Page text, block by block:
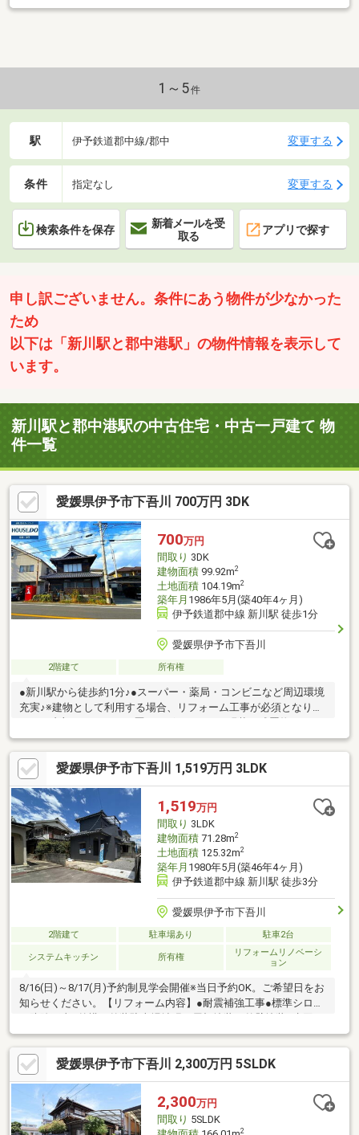
やお出かけも快適♪
1～5件
駅 伊予鉄道郡中線/郡中 変更する
条件 指定なし 変更する
検索条件を保存
新着メールを受
取る
アプリで探す
申し訳ございません。条件にあう物件が少なかった
ため
以下は「新川駅と郡中港駅」の物件情報を表示して
います。
新川駅と郡中港駅の中古住宅・中古一戸建て 物
件一覧
愛媛県伊予市下吾川 700万円 3DK
700万円
間取り 3DK
建物面積99.92m2
土地面積104.19m2
築年月 1986年5月(築40年4ヶ月)
伊予鉄道郡中線 新川駅 徒歩1分
愛媛県伊予市下吾川
2階建て 所有権
●新川駅から徒歩約1分♪●スーパー・薬局・コンビニなど周辺環境
充実♪※建物として利用する場合、リフォーム工事が必須となりま
※駐車スペースはございません。
愛媛県伊予市下吾川 1,519万円 3LDK
1,519万円
間取り 3LDK
建物面積71.28m2
土地面積125.32m2
築年月 1980年5月(築46年4ヶ月)
伊予鉄道郡中線 新川駅 徒歩3分
愛媛県伊予市下吾川
2階建て 駐車場あり 駐車2台
システムキッチン 所有権
リフォームリノベーシ
ョン
8/16(日)～8/17(月)予約制見学会開催※当日予約OK。ご希望日をお
知らせください。【リフォーム内容】●耐震補強工事●標準シロア
リ防除工事●外構・外装駐車場拡張、屋根塗装、外壁塗装●水回り
システムキッチン交換、ユニットバス交換、トイレ交換、洗面化
粧台交換●内装間取変更、玄関扉交換、室内ドア（一部）交換、
床材上張り、シューズボックス交換、クロス張替え【おすすめポ
イント】・耐震適合証明書を取得すれば（要別途費用）、条件に
より住宅ローン減税や不動産取得税減税の対象になります・雨漏
り、構造上主要な部分の欠陥や・腐食、給排水管の故障や漏水に
ついてお引渡しより２年
愛媛県伊予市下吾川 2,300万円 5SLDK
2,300万円
間取り 5SLDK
2